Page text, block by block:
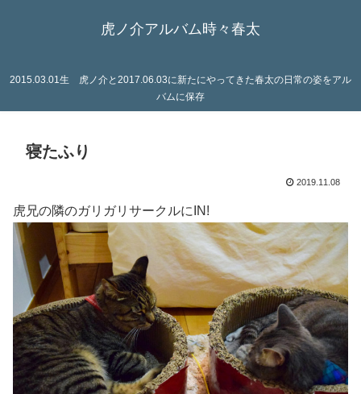
虎ノ介アルバム時々春太
2015.03.01生 虎ノ介と2017.06.03に新たにやってきた春太の日常の姿をアル
バムに保存
寝たふり
2019.11.08
虎兄の隣のガリガリサークルにIN!